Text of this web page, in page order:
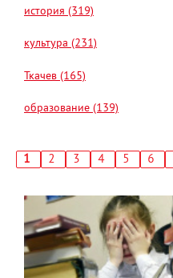
история (319)
культура (231)
Ткачев (165)
образование (139)
Текущая
1 Страница
2 Страница
3 Страница
4 Страница
5 6